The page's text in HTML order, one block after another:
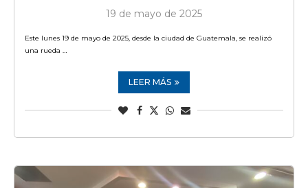
19 de mayo de 2025
Este lunes 19 de mayo de 2025, desde la ciudad de Guatemala, se realizó
una rueda …
LEER MÁS